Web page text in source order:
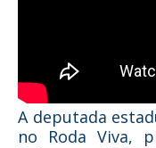
A deputada
no Roda Viva,